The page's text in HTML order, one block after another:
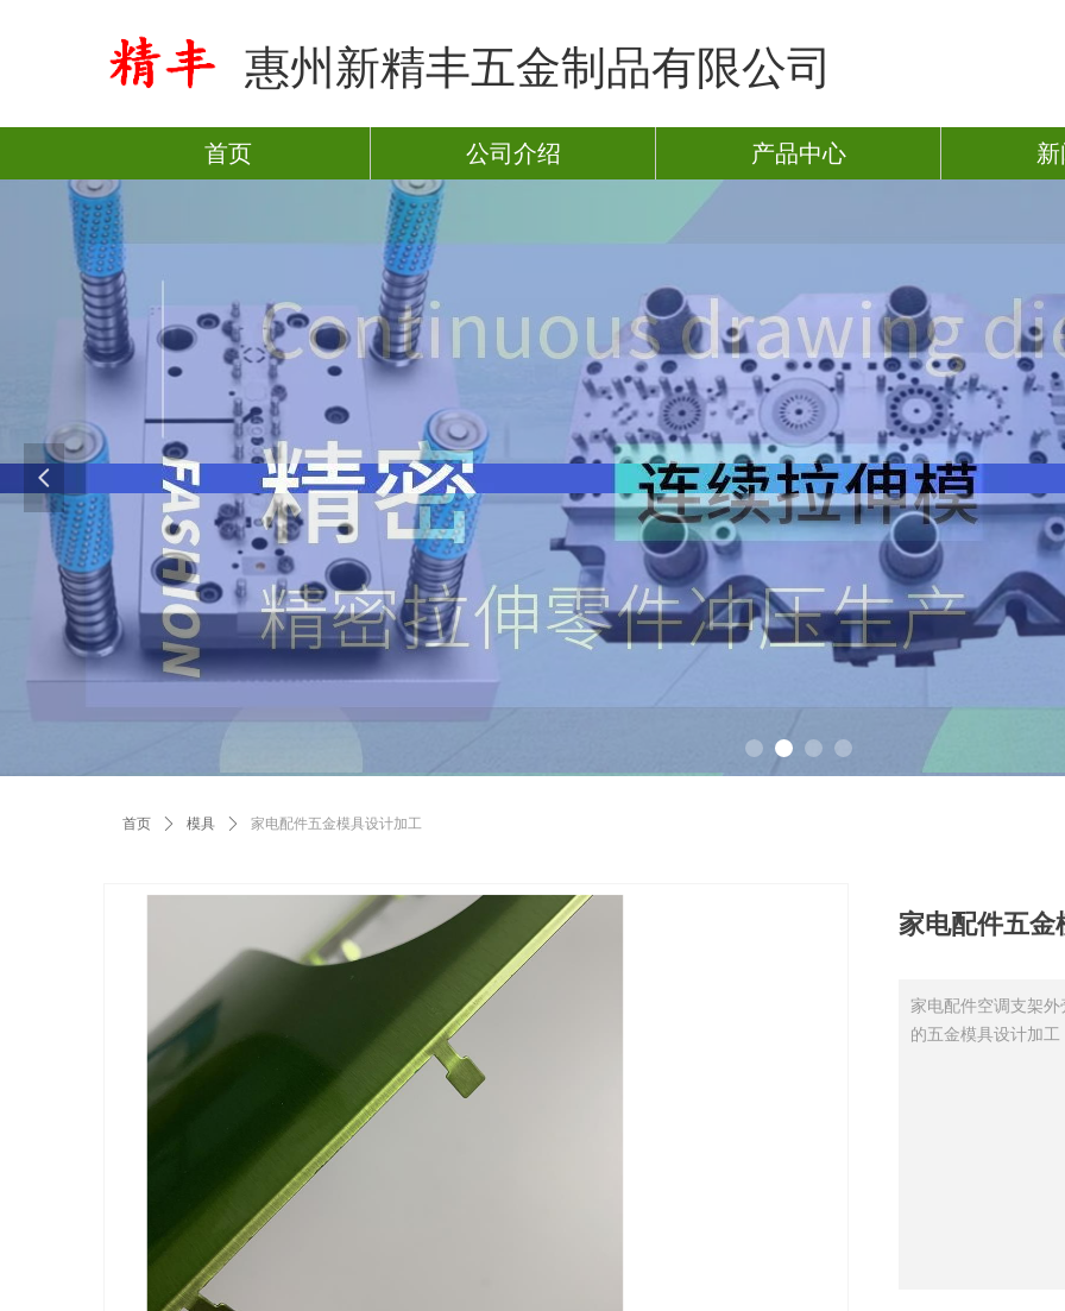
넳
惠州新精丰五金制品有限公司
首页 公司介绍 产品中心
首页 ꄲ 模具 ꄲ 家电配件五金模具设计加工
家电配件五金
家电配件空调支架
的五金模具设计加工